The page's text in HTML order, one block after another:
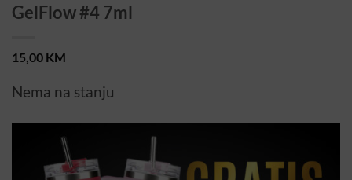
GelFlow #4 7ml
15,00 KM
Nema na stanju